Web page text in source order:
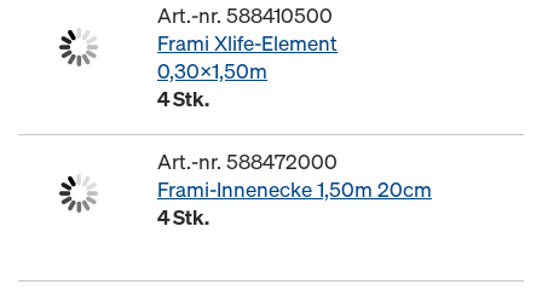
Art.-nr. 588410500
Frami Xlife-Element
0,30x1,50m
4 Stk.
Art.-nr. 588472000
Frami-Innenecke 1,50m 20cm
4 Stk.